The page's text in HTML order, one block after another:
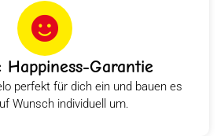
Happiness-Garantie
perfekt für dich ein und bauen es
Wunsch individuell um.